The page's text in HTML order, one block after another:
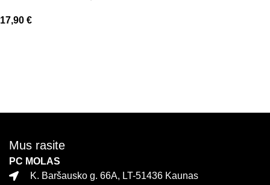
kvapo | SAGES Rustic Rose
17,90 €
Mus rasite
PC MOLAS
K. Baršausko g. 66A, LT-51436 Kaunas